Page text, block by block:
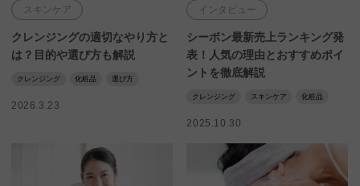
スキンケア
クレンジングの適切なやり方と
は？目的や選び方も解説
クレンジング 化粧品 選び方
2026.3.23
インタビュー
シーボン最新売上ランキング発
表！人気の理由とおすすめポイ
ントを徹底解説
クレンジング スキンケア 化粧品
2025.10.30